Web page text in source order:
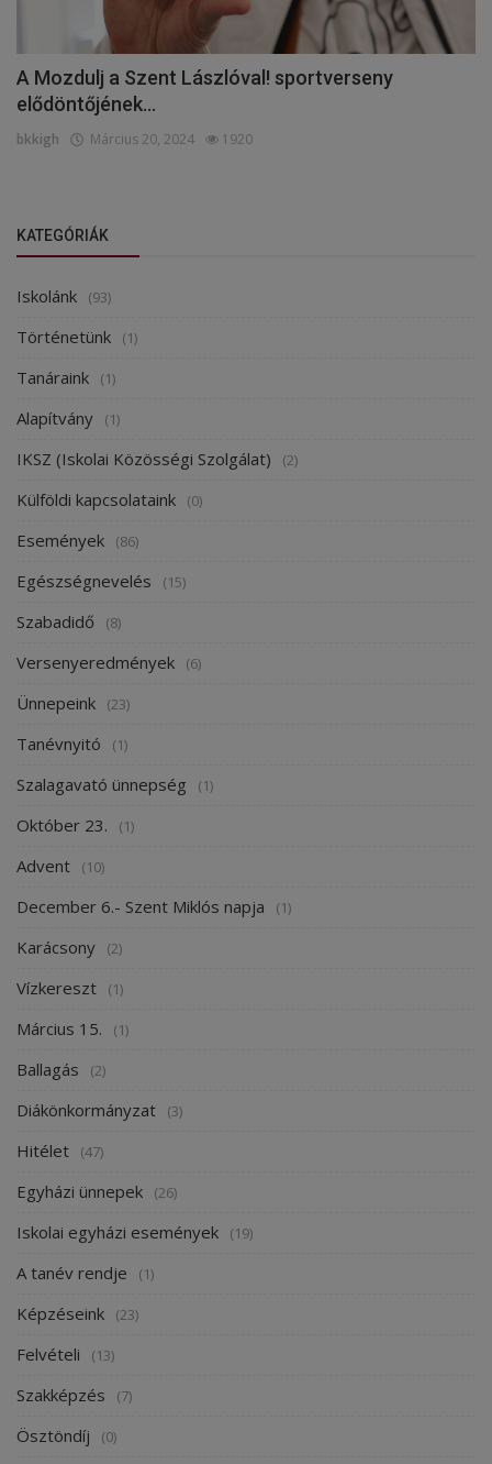
A Mozdulj a Szent Lászlóval! sportverseny
elődöntőjének...
bkkigh Március 20, 2024 1920
KATEGÓRIÁK
Iskolánk (93)
Történetünk (1)
Tanáraink (1)
Alapítvány (1)
IKSZ (Iskolai Közösségi Szolgálat) (2)
Külföldi kapcsolataink (0)
Események (86)
Egészségnevelés (15)
Szabadidő (8)
Versenyeredmények (6)
Ünnepeink (23)
Tanévnyitó (1)
Szalagavató ünnepség (1)
Október 23. (1)
Advent (10)
December 6.- Szent Miklós napja (1)
Karácsony (2)
Vízkereszt (1)
Március 15. (1)
Ballagás (2)
Diákönkormányzat (3)
Hitélet (47)
Egyházi ünnepek (26)
Iskolai egyházi események (19)
A tanév rendje (1)
Képzéseink (23)
Felvételi (13)
Szakképzés (7)
Ösztöndíj (0)